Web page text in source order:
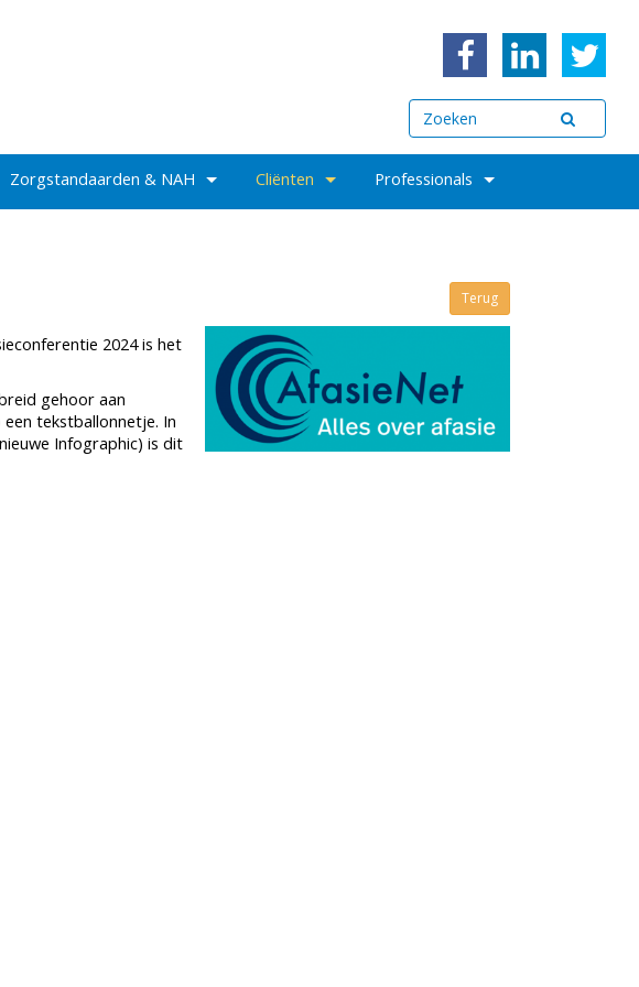
Zorgstandaarden & NAH Cliënten Professionals
Terug
2024 is het
gehoor aan
tekstballonnetje. In
Infographic) is dit